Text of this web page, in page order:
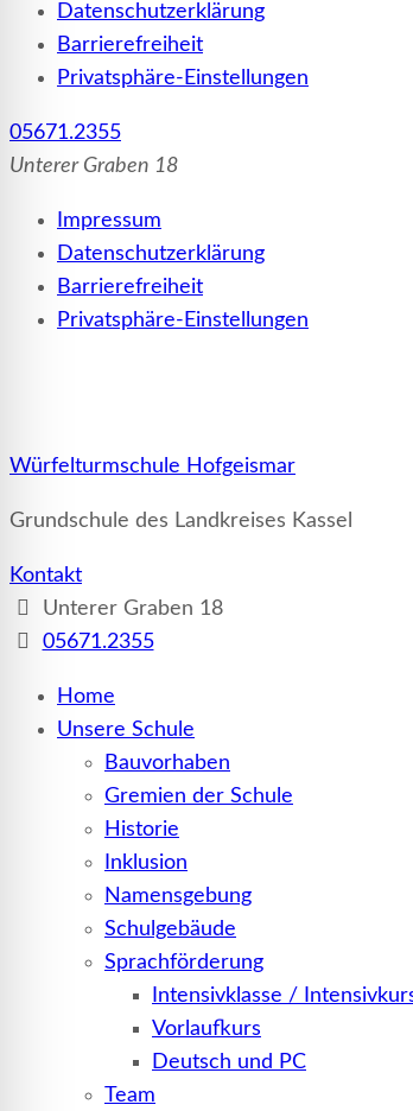
Datenschutzerklärung
Barrierefreiheit
Privatsphäre-Einstellungen
05671.2355
Unterer Graben 18
Impressum
Datenschutzerklärung
Barrierefreiheit
Privatsphäre-Einstellungen
Würfelturmschule Hofgeismar
Grundschule des Landkreises Kassel
Kontakt
Unterer Graben 18
05671.2355
Home
Unsere Schule
Bauvorhaben
Gremien der Schule
Historie
Inklusion
Namensgebung
Schulgebäude
Sprachförderung
Intensivklasse /
Vorlaufkurs
Deutsch und PC
Team